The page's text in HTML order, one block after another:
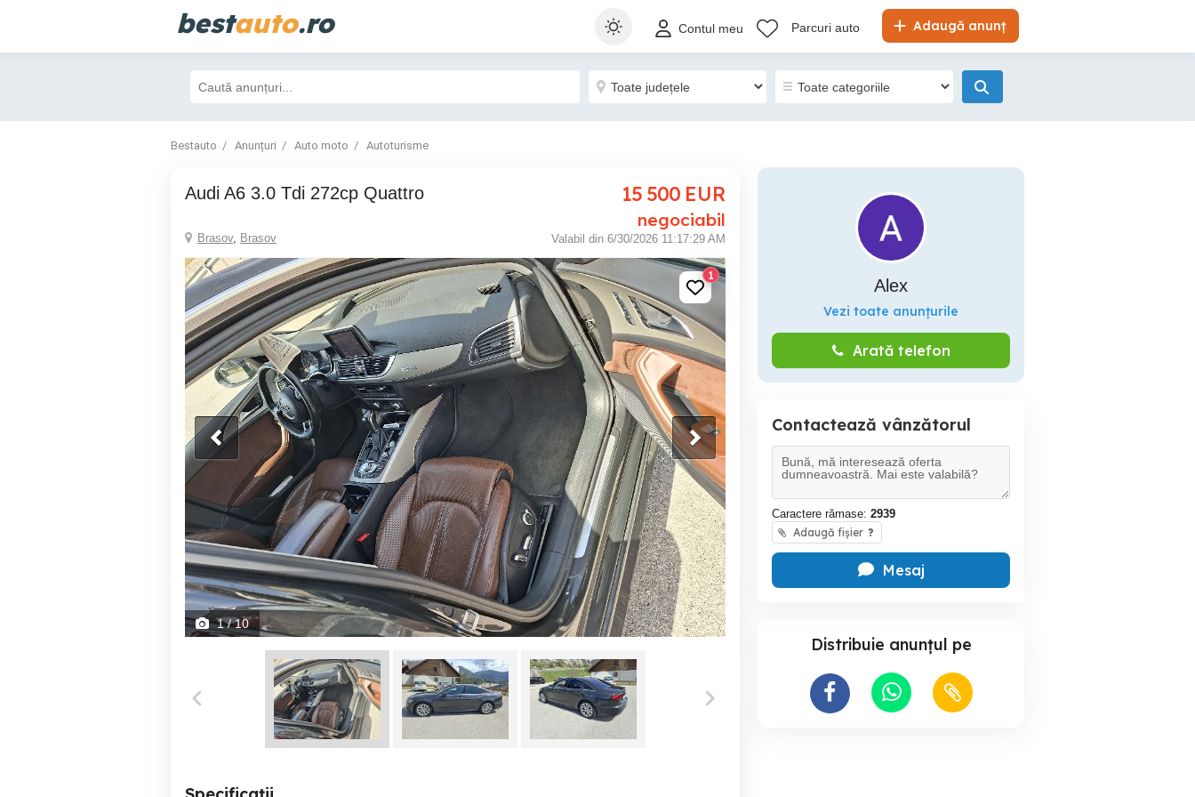
bestauto.ro Adaugă anunț
Contul meu Parcuri auto
Bestauto Anunțuri Auto moto Autoturisme
Audi A6 3.0 Tdi 272cp Quattro 15 500 EUR
negociabil
Brasov, Brasov Valabil din 6/30/2026 11:17:29 AM
1
1/ 10
Alex
Vezi toate anunțurile
Arată telefon
Contactează vânzătorul
Caractere rămase: 2939
Adaugă fișier ?
Mesaj
Distribuie anunțul pe